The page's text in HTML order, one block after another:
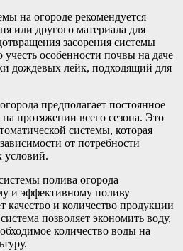
на огороде рекомендуется
или другого материала для
засорения системы
особенности почвы на даче
дождевых лейк, подходящий для
предполагает постоянное
протяжении всего сезона. Это
системы, которая
от потребности
условий.
полива огорода
и эффективному поливу
качество и количество продукции
позволяет экономить воду,
количество воды на